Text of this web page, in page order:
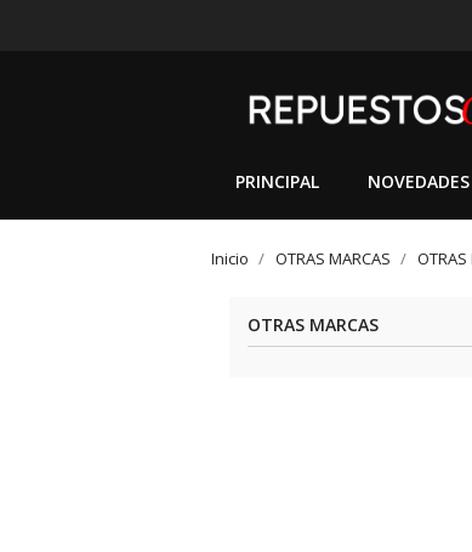
PRINCIPAL NOVEDADES
Inicio OTRAS MARCAS OTRAS
OTRAS MARCAS